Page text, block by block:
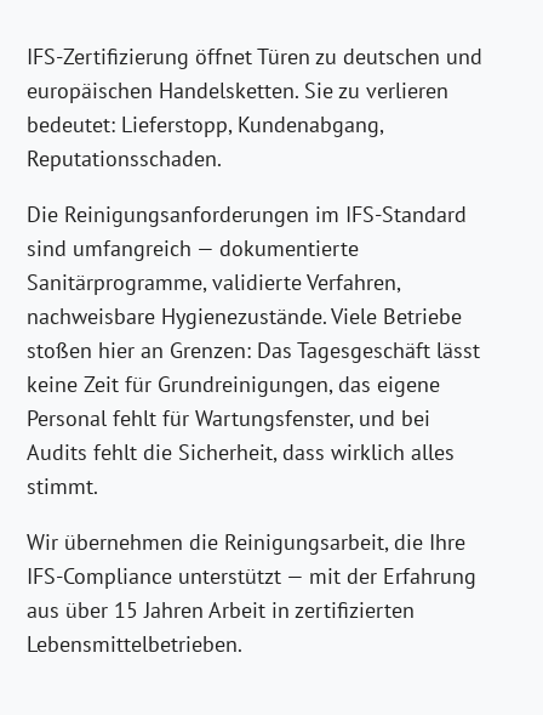
IFS-Zertifizierung öffnet Türen zu deutschen und
europäischen Handelsketten. Sie zu verlieren
bedeutet: Lieferstopp, Kundenabgang,
Reputationsschaden.
Die Reinigungsanforderungen im IFS-Standard
sind umfangreich — dokumentierte
Sanitärprogramme, validierte Verfahren,
nachweisbare Hygienezustände. Viele Betriebe
stoßen hier an Grenzen: Das Tagesgeschäft lässt
keine Zeit für Grundreinigungen, das eigene
Personal fehlt für Wartungsfenster, und bei
Audits fehlt die Sicherheit, dass wirklich alles
stimmt.
Wir übernehmen die Reinigungsarbeit, die Ihre
IFS-Compliance unterstützt — mit der Erfahrung
aus über 15 Jahren Arbeit in zertifizierten
Lebensmittelbetrieben.